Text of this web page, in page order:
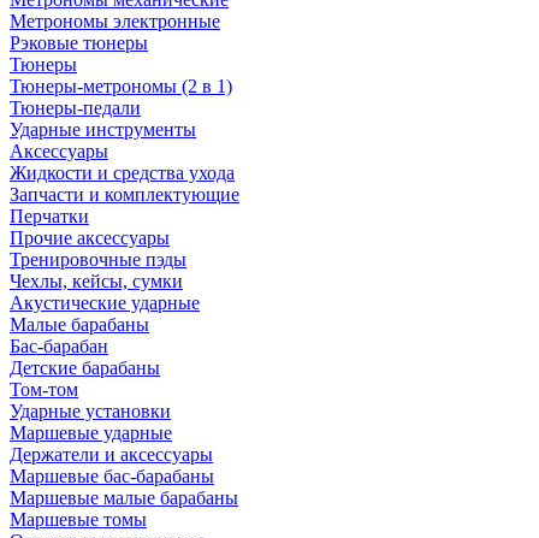
Метрономы электронные
Рэковые тюнеры
Тюнеры
Тюнеры-метрономы (2 в 1)
Тюнеры-педали
Ударные инструменты
Аксессуары
Жидкости и средства ухода
Запчасти и комплектующие
Перчатки
Прочие аксессуары
Тренировочные пэды
Чехлы, кейсы, сумки
Акустические ударные
Mалые барабаны
Бас-барабан
Детские барабаны
Том-том
Ударные установки
Маршевые ударные
Держатели и аксессуары
Маршевые бас-барабаны
Маршевые малые барабаны
Маршевые томы